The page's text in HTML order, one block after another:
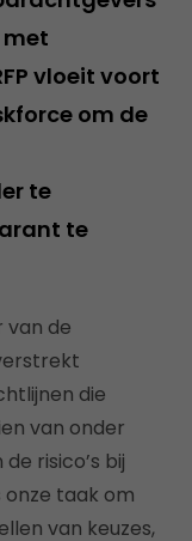
vloeit voort
om de
te
te
van de
die
van onder
risico’s bij
onze taak om
van keuzes,